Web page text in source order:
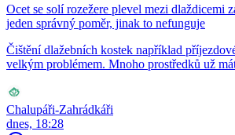
Ocet se solí rozežere plevel mezi dlaždicemi
jeden správný poměr, jinak to nefunguje
Čištění dlažebních kostek například
velkým problémem. Mnoho prostředků už
Chalupáři-Zahrádkáři
dnes, 18:28